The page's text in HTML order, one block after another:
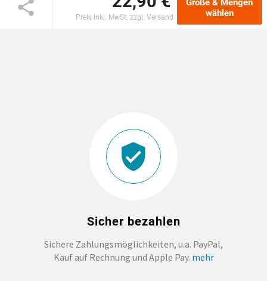
EINSCHULUNG
PRINT ON DEMAND
Preis inkl. MwSt. zzgl. Versand
Größe & Mengen
wählen
Sicher bezahlen
Sichere Zahlungsmöglichkeiten, u.a. PayPal,
Kauf auf Rechnung und Apple Pay. mehr